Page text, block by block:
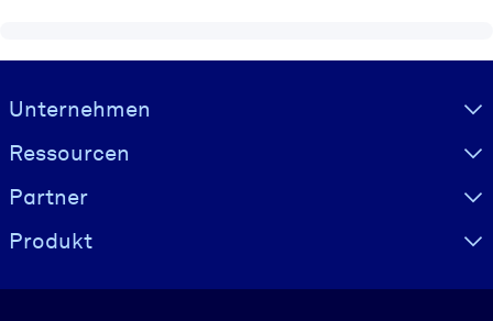
Visually hidden Text
Unternehmen
Ressourcen
Partner
Produkt